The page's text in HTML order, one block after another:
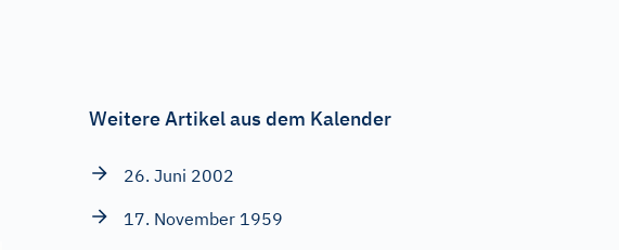
Weitere Artikel aus dem Kalender
26. Juni 2002
17. November 1959